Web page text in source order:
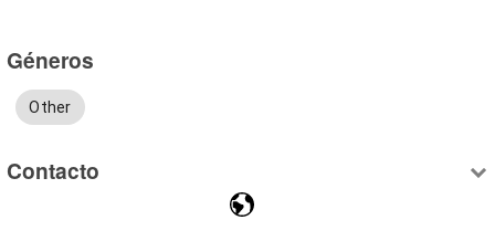
Géneros
Other
Contacto